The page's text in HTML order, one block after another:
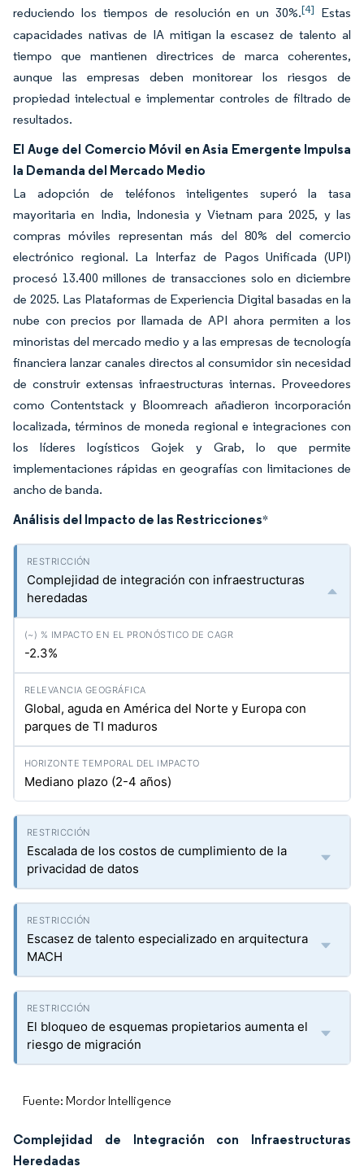
reduciendo los tiempos de resolución en un 30%.[4] Estas
capacidades nativas de IA mitigan la escasez de talento al
tiempo que mantienen directrices de marca coherentes,
aunque las empresas deben monitorear los riesgos de
propiedad intelectual e implementar controles de filtrado de
resultados.
El Auge del Comercio Móvil en Asia Emergente Impulsa
la Demanda del Mercado Medio
La adopción de teléfonos inteligentes superó la tasa
mayoritaria en India, Indonesia y Vietnam para 2025, y las
compras móviles representan más del 80% del comercio
electrónico regional. La Interfaz de Pagos Unificada (UPI)
procesó 13.400 millones de transacciones solo en diciembre
de 2025. Las Plataformas de Experiencia Digital basadas en la
nube con precios por llamada de API ahora permiten a los
minoristas del mercado medio y a las empresas de tecnología
financiera lanzar canales directos al consumidor sin necesidad
de construir extensas infraestructuras internas. Proveedores
como Contentstack y Bloomreach añadieron incorporación
localizada, términos de moneda regional e integraciones con
los líderes logísticos Gojek y Grab, lo que permite
implementaciones rápidas en geografías con limitaciones de
ancho de banda.
Análisis del Impacto de las Restricciones*
Complejidad de integración con infraestructuras
heredadas
-2.3%
Global, aguda en América del Norte y Europa con
parques de TI maduros
Mediano plazo (2-4 años)
Escalada de los costos de cumplimiento de la
privacidad de datos
Escasez de talento especializado en arquitectura
MACH
El bloqueo de esquemas propietarios aumenta el
riesgo de migración
Fuente: Mordor Intelligence
Complejidad de Integración con Infraestructuras
Heredadas